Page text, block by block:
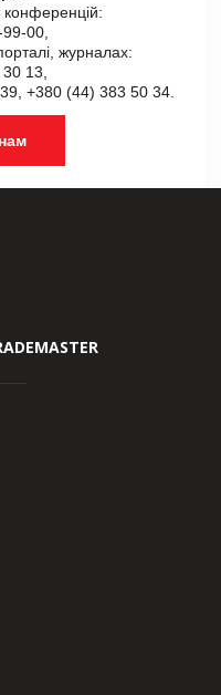
конференцій:
00,
журналах:
13,
+380 (44) 383 50 34.